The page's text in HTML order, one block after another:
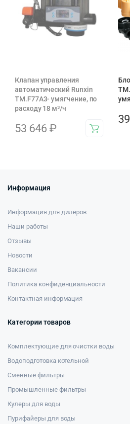
Клапан управления
автоматический Runxin
TM.F77A3- умягчение, по
расходу 18 м³/ч
53 646 ₽
Информация
Информация для дилеров
Наши работы
Отзывы
Новости
Вакансии
Политика конфиденциальности
Контактная информация
Категории товаров
Комплектующие для очистки воды
Водоподготовка котельной
Сменные фильтры
Промышленные фильтры
Кулеры для воды
Пурифайеры для воды